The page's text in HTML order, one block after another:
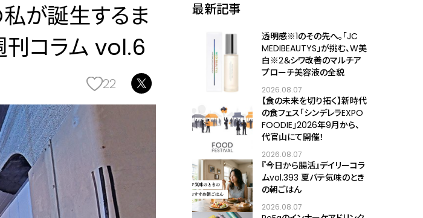
が誕生するま
刊コラム vol.6
22
最新記事
透明感※1のその先へ――。「JC
MEDIBEAUTYS」が挑む、W美
白※2＆シワ改善のマルチア
プローチ美容液の全貌
2026.08.07
【食の未来を切り拓く】新時代
の食フェス「シンデレラEXPO
FOODIE」2026年9月から、
代官山にて開催！
2026.08.07
『今日から腸活』デイリーコラ
ムvol.393 夏バテ気味のとき
の朝ごはん
2026.08.07